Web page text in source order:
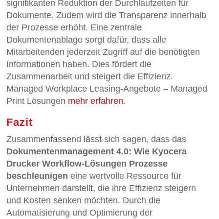
signifikanten Reduktion der Durchlaufzeiten für
Dokumente. Zudem wird die Transparenz innerhalb
der Prozesse erhöht. Eine zentrale
Dokumentenablage sorgt dafür, dass alle
Mitarbeitenden jederzeit Zugriff auf die benötigten
Informationen haben. Dies fördert die
Zusammenarbeit und steigert die Effizienz.
Managed Workplace Leasing-Angebote – Managed
Print Lösungen mehr erfahren.
Fazit
Zusammenfassend lässt sich sagen, dass das
Dokumentenmanagement 4.0: Wie Kyocera
Drucker Workflow-Lösungen Prozesse
beschleunigen eine wertvolle Ressource für
Unternehmen darstellt, die ihre Effizienz steigern
und Kosten senken möchten. Durch die
Automatisierung und Optimierung der